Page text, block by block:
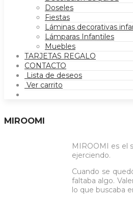
Doseles
Fiestas
Láminas decorativas
Lámparas Infantiles
Muebles
TARJETAS REGALO
CONTACTO
Lista de deseos
Ver carrito
MIROOMI
MIROOMI es el
ejerciendo.
Cuando se
faltaba algo.
lo que buscaba